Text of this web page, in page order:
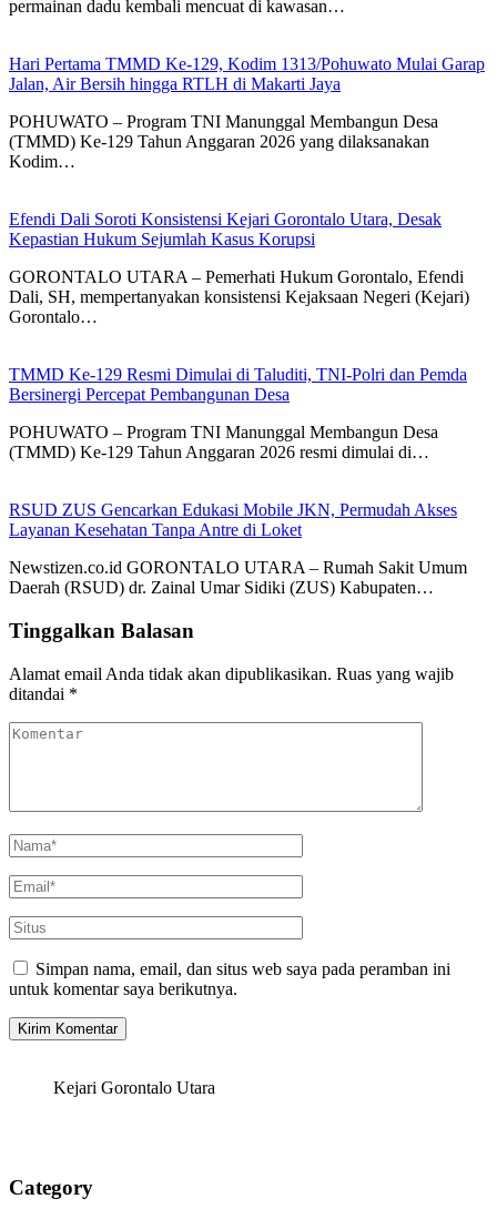
permainan dadu kembali mencuat di kawasan…
Hari Pertama TMMD Ke-129, Kodim 1313/Pohuwato Mulai Garap
Jalan, Air Bersih hingga RTLH di Makarti Jaya
POHUWATO – Program TNI Manunggal Membangun Desa
(TMMD) Ke-129 Tahun Anggaran 2026 yang dilaksanakan
Kodim…
Efendi Dali Soroti Konsistensi Kejari Gorontalo Utara, Desak
Kepastian Hukum Sejumlah Kasus Korupsi
GORONTALO UTARA – Pemerhati Hukum Gorontalo, Efendi
Dali, SH, mempertanyakan konsistensi Kejaksaan Negeri (Kejari)
Gorontalo…
TMMD Ke-129 Resmi Dimulai di Taluditi, TNI-Polri dan Pemda
Bersinergi Percepat Pembangunan Desa
POHUWATO – Program TNI Manunggal Membangun Desa
(TMMD) Ke-129 Tahun Anggaran 2026 resmi dimulai di…
RSUD ZUS Gencarkan Edukasi Mobile JKN, Permudah Akses
Layanan Kesehatan Tanpa Antre di Loket
Newstizen.co.id GORONTALO UTARA – Rumah Sakit Umum
Daerah (RSUD) dr. Zainal Umar Sidiki (ZUS) Kabupaten…
Tinggalkan Balasan
Alamat email Anda tidak akan dipublikasikan. Ruas yang wajib
ditandai *
Simpan nama, email, dan situs web saya pada peramban ini
untuk komentar saya berikutnya.
Kejari Gorontalo Utara
Category